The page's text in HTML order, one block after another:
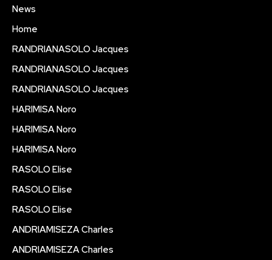
News
Home
RANDRIANASOLO Jacques
RANDRIANASOLO Jacques
RANDRIANASOLO Jacques
HARIMISA Noro
HARIMISA Noro
HARIMISA Noro
RASOLO Elise
RASOLO Elise
RASOLO Elise
ANDRIAMISEZA Charles
ANDRIAMISEZA Charles